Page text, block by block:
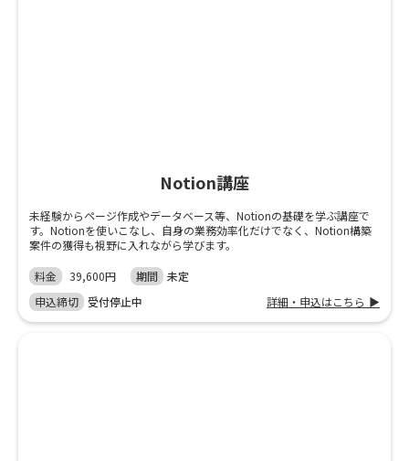
Notion講座
未経験からページ作成やデータベース等、Notionの基礎を学ぶ講座で
す。Notionを使いこなし、自身の業務効率化だけでなく、Notion構築
案件の獲得も視野に入れながら学びます。
料金
39,600円 期間
未定
申込締切
受付停止中 詳細・申込はこちら ▶